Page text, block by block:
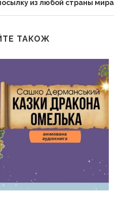
из любой страны мира
ТАКОЖ